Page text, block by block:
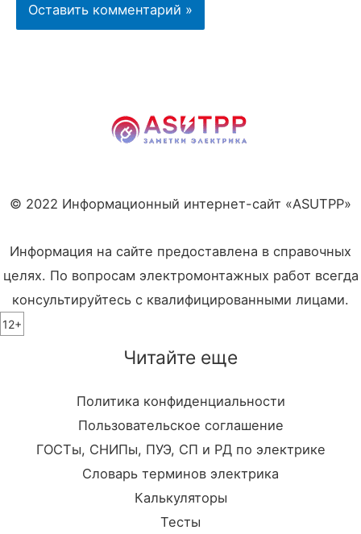
© 2022 Информационный интернет-сайт «ASUTPP»
Информация на сайте предоставлена в справочных
целях. По вопросам электромонтажных работ всегда
консультируйтесь с квалифицированными лицами.
12+
Читайте еще
Политика конфиденциальности
Пользовательское соглашение
ГОСТы, СНИПы, ПУЭ, СП и РД по электрике
Словарь терминов электрика
Калькуляторы
Тесты